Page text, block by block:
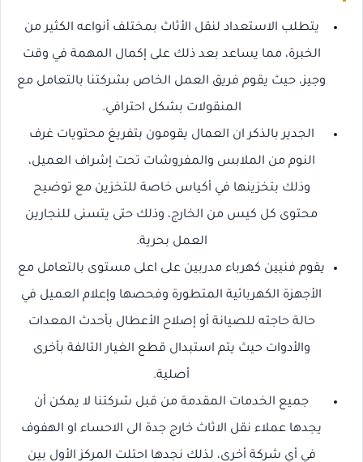
يتطلب الاستعداد لنقل الأثاث بمختلف أنواعه الكثير من
الخبرة، مما يساعد بعد ذلك على إكمال المهمة في وقت
وجيز، حيث يقوم فريق العمل الخاص بشركتنا بالتعامل مع
المنقولات بشكل احترافي.
الجدير بالذكر ان العمال يقومون بتفريغ محتويات غرف
النوم من الملابس والمفروشات تحت إشراف العميل،
وذلك بتخزينها في أكياس خاصة للتخزين مع توضيح
محتوى كل كيس من الخارج، وذلك حتى يتسنى للنجارين
العمل بحرية.
يقوم فنيين كهرباء مدربين على اعلى مستوى بالتعامل مع
الأجهزة الكهربائية المتطورة وفحصها وإعلام العميل في
حالة حاجته للصيانة أو إصلاح الأعطال بأحدث المعدات
والأدوات حيث يتم استبدال قطع الغيار التالفة بأخرى
أصلية.
جميع الخدمات المقدمة من قبل شركتنا لا يمكن أن
يجدها عملاء نقل الاثاث خارج جدة الى الاحساء او الهفوف
في أي شركة أخرى، لذلك نجدها احتلت المركز الأول بين